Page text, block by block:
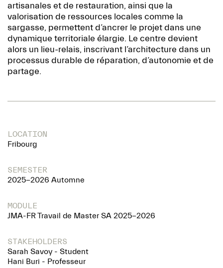
artisanales et de restauration, ainsi que la
valorisation de ressources locales comme la
sargasse, permettent d’ancrer le projet dans une
dynamique territoriale élargie. Le centre devient
alors un lieu-relais, inscrivant l’architecture dans un
processus durable de réparation, d’autonomie et de
partage.
LOCATION
Fribourg
SEMESTER
2025-2026 Automne
MODULE
JMA-FR Travail de Master SA 2025-2026
STAKEHOLDERS
Sarah Savoy - Student
Hani Buri - Professeur